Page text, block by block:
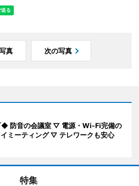
真 次の写真
防音の会議室 ▽ 電源・Wi-Fi完備の
ミーティング ▽ テレワークも安心
特集